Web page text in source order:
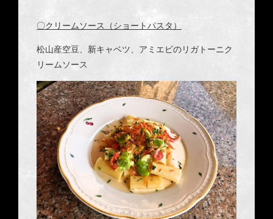
〇クリームソース（ショートパスタ）
松山産空豆、新キャベツ、アミエビのリガトーニク
リームソース